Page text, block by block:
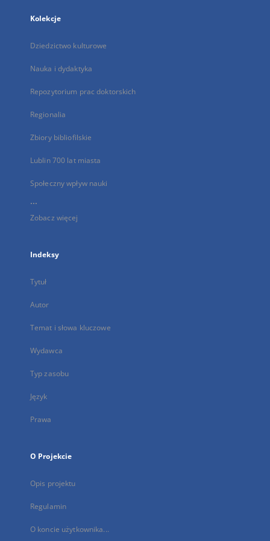
Kolekcje
Dziedzictwo kulturowe
Nauka i dydaktyka
Repozytorium prac doktorskich
Regionalia
Zbiory bibliofilskie
Lublin 700 lat miasta
Społeczny wpływ nauki
...
Zobacz więcej
Indeksy
Tytuł
Autor
Temat i słowa kluczowe
Wydawca
Typ zasobu
Język
Prawa
O Projekcie
Opis projektu
Regulamin
O koncie użytkownika...